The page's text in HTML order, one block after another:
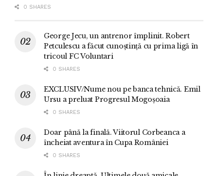
0 SHARES
George Jecu, un antrenor împlinit. Robert
Petculescu a făcut cunoștință cu prima ligă în
tricoul FC Voluntari
0 SHARES
EXCLUSIV/Nume nou pe banca tehnică. Emil
Ursu a preluat Progresul Mogoșoaia
0 SHARES
Doar până la finală. Viitorul Corbeanca a
încheiat aventura în Cupa României
0 SHARES